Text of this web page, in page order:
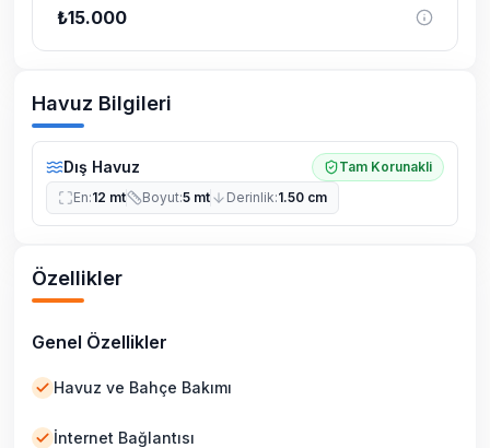
₺15.000
Havuz Bilgileri
Dış Havuz
Tam Korunakli
En:12 mt Boyut:5 mt Derinlik:1.50 cm
Özellikler
Genel Özellikler
Havuz ve Bahçe Bakımı
İnternet Bağlantısı